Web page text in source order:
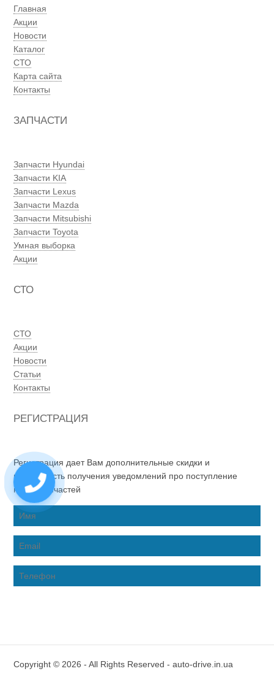
Главная
Акции
Новости
Каталог
СТО
Карта сайта
Контакты
ЗАПЧАСТИ
Запчасти Hyundai
Запчасти KIA
Запчасти Lexus
Запчасти Mazda
Запчасти Mitsubishi
Запчасти Toyota
Умная выборка
Акции
СТО
СТО
Акции
Новости
Статьи
Контакты
РЕГИСТРАЦИЯ
Регистрация дает Вам дополнительные скидки и
возможность получения уведомлений про поступление
новых запчастей
Copyright © 2026 - All Rights Reserved - auto-drive.in.ua